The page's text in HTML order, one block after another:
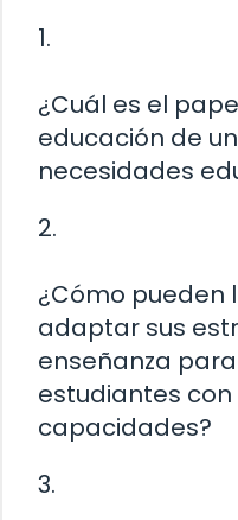
1.
¿Cuál es el
educación de
necesidades
2.
¿Cómo pueden
adaptar sus
enseñanza
estudiantes
capacidades?
3.